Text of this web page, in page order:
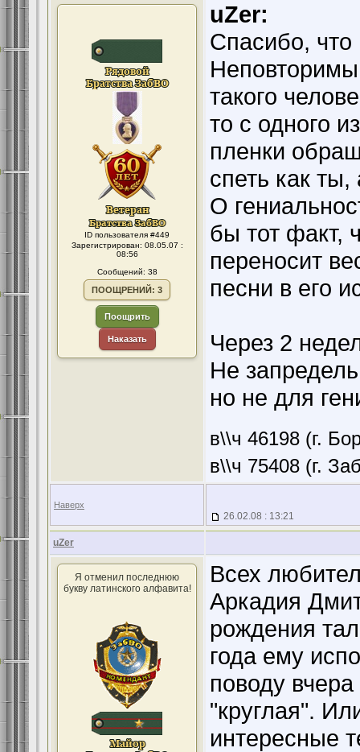
ID пользователя #449
Зарегистрирован: 08.05.07 :
08:56
Сообщений: 38
ПООЩРЕНИЙ: 3
Поощрить
Наказать
uZer:
Спасибо,
такого
то с одного
пленки
спеть как
О
бы тот факт,
переносит
песни в его
Через 2
Не
но не для
в\\ч 46198 (г.
в\\ч 75408 (г.
Наверх
26.02.08 : 13:21
uZer
Я отменил последнюю
букву латинского алфавита!
Всех
Аркадия
рождения
года ему
поводу
"круглая".
интересные